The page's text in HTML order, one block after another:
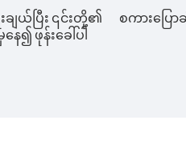
ယ်ပြီး ၎င်းတို့၏
၍ ဖုန်းခေါ်ပါ
စကားပြော